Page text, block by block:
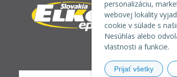
personalizáciu,
webovej lokality
cookie v súlade s
Nesúhlas alebo
vlastnosti a funkcie.
Prijať všetky